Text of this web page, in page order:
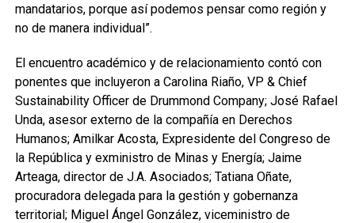
mandatarios, porque así podemos pensar como región y
no de manera individual”.
El encuentro académico y de relacionamiento contó con
ponentes que incluyeron a Carolina Riaño, VP & Chief
Sustainability Officer de Drummond Company; José Rafael
Unda, asesor externo de la compañía en Derechos
Humanos; Amilkar Acosta, Expresidente del Congreso de
la República y exministro de Minas y Energía; Jaime
Arteaga, director de J.A. Asociados; Tatiana Oñate,
procuradora delegada para la gestión y gobernanza
territorial; Miguel Ángel González, viceministro de